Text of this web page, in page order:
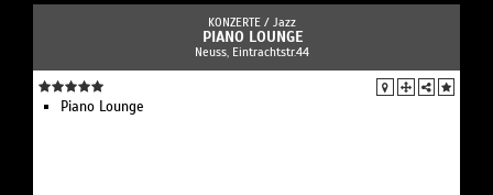
KONZERTE / Jazz
PIANO LOUNGE
Neuss, Eintrachtstr.44
Piano Lounge